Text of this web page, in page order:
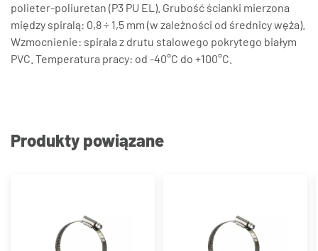
polieter-poliuretan (P3 PU EL). Grubość ścianki mierzona
między spiralą: 0,8 ÷ 1,5 mm (w zależności od średnicy węża).
Wzmocnienie: spirala z drutu stalowego pokrytego białym
PVC. Temperatura pracy: od -40°C do +100°C.
Produkty powiązane